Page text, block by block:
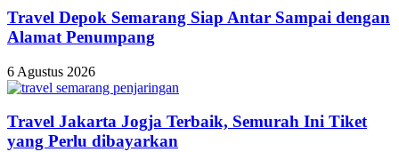
Travel Depok Semarang Siap Antar Sampai dengan
Alamat Penumpang
6 Agustus 2026
Travel Jakarta Jogja Terbaik, Semurah Ini Tiket
yang Perlu dibayarkan